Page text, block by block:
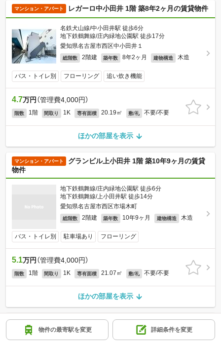
マンション・アパート レガーロ中小田井 1階 築8年2ヶ月の賃貸物件
名鉄犬山線/中小田井駅 徒歩6分
地下鉄鶴舞線/庄内緑地公園駅 徒歩17分
愛知県名古屋市西区中小田井１
総階数 2階建 築年数 8年2ヶ月 建物構造 木造
バス・トイレ別 フローリング 追い炊き機能
4.7万円 （管理費4,000円）
階数 1階 間取り 1K 専有面積 20.19㎡ 敷/礼 不要/不要
ほかの部屋を表示
マンション・アパート
グランビル上小田井 1階 築10年9ヶ月の賃貸
物件
地下鉄鶴舞線/庄内緑地公園駅 徒歩6分
地下鉄鶴舞線/上小田井駅 徒歩14分
愛知県名古屋市西区市場木町
総階数 2階建 築年数 10年9ヶ月 建物構造 木造
バス・トイレ別 駐車場あり フローリング
5.1万円 （管理費4,000円）
階数 1階 間取り 1K 専有面積 21.07㎡ 敷/礼 不要/不要
ほかの部屋を表示
前へ
1ページ目
次へ
物件の最寄駅を変更 詳細条件を変更